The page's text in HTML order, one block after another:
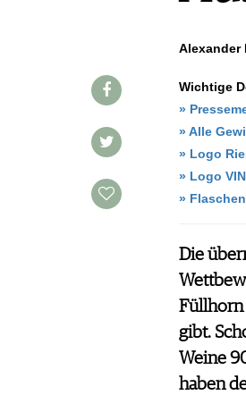
VORTEILSWELT
NEWSLETTER
Alexander
Wichtige
»
» Alle
» Logo
» Logo
»
Die
Füllhorn
gibt.
Weine
haben